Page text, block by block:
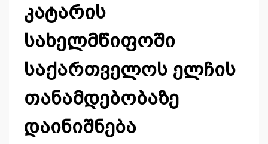
კატარის
სახელმწიფოში
საქართველოს ელჩის
თანამდებობაზე
დაინიშნება